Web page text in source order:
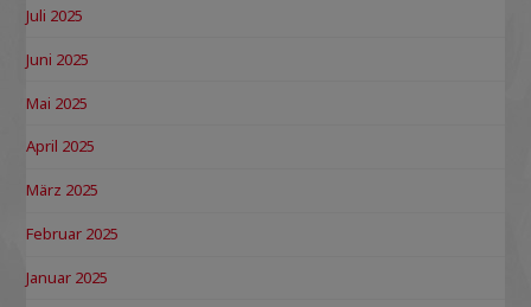
Juli 2025
Juni 2025
Mai 2025
April 2025
März 2025
Februar 2025
Januar 2025